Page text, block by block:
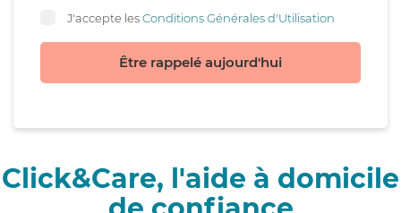
J'accepte lesConditions Générales d'Utilisation
Être rappelé aujourd'hui
Click&Care, l'aide à domicile